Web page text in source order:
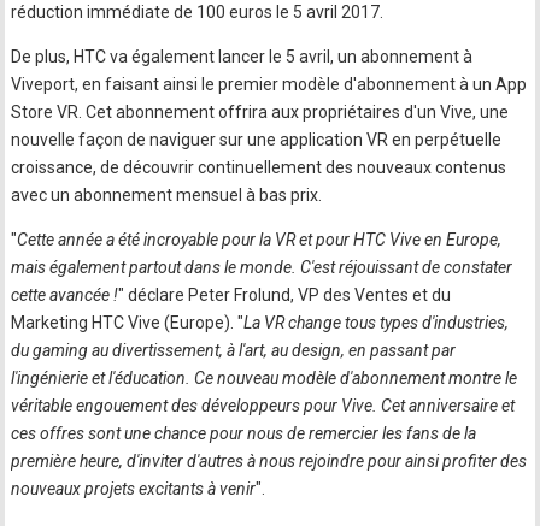
réduction immédiate de 100 euros le 5 avril 2017.
De plus, HTC va également lancer le 5 avril, un abonnement à
Viveport, en faisant ainsi le premier modèle d'abonnement à un App
Store VR. Cet abonnement offrira aux propriétaires d'un Vive, une
nouvelle façon de naviguer sur une application VR en perpétuelle
croissance, de découvrir continuellement des nouveaux contenus
avec un abonnement mensuel à bas prix.
"Cette année a été incroyable pour la VR et pour HTC Vive en Europe,
mais également partout dans le monde. C'est réjouissant de constater
cette avancée !" déclare Peter Frolund, VP des Ventes et du
Marketing HTC Vive (Europe). "La VR change tous types d'industries,
du gaming au divertissement, à l'art, au design, en passant par
l'ingénierie et l'éducation. Ce nouveau modèle d'abonnement montre le
véritable engouement des développeurs pour Vive. Cet anniversaire et
ces offres sont une chance pour nous de remercier les fans de la
première heure, d'inviter d'autres à nous rejoindre pour ainsi profiter des
nouveaux projets excitants à venir".